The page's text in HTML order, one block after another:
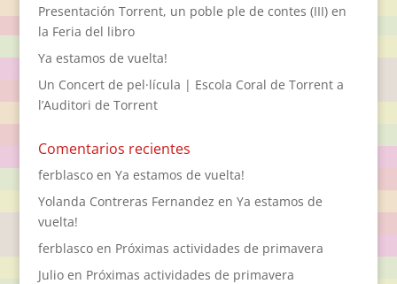
Presentación Torrent, un poble ple de contes (III) en
la Feria del libro
Ya estamos de vuelta!
Un Concert de pel·lícula | Escola Coral de Torrent a
l’Auditori de Torrent
Comentarios recientes
ferblascoen Ya estamos de vuelta!
Yolanda Contreras Fernandez en Ya estamos de
vuelta!
ferblascoen Próximas actividades de primavera
Julioen Próximas actividades de primavera